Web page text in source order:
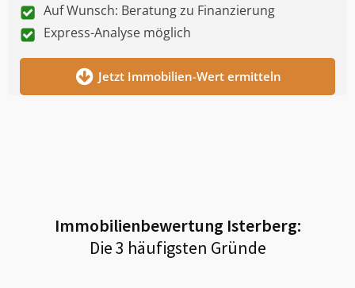
Auf Wunsch: Beratung zu Finanzierung
Express-Analyse möglich
Jetzt Immobilien-Wert ermitteln
Immobilienbewertung Isterberg:
Die 3 häufigsten Gründe